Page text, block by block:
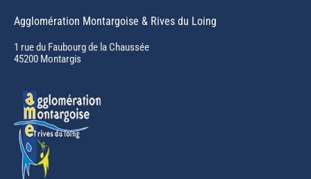
opens
in
new
Agglomération Montargoise & Rives du Loing
1 rue du Faubourg de la Chaussée
45200 Montargis